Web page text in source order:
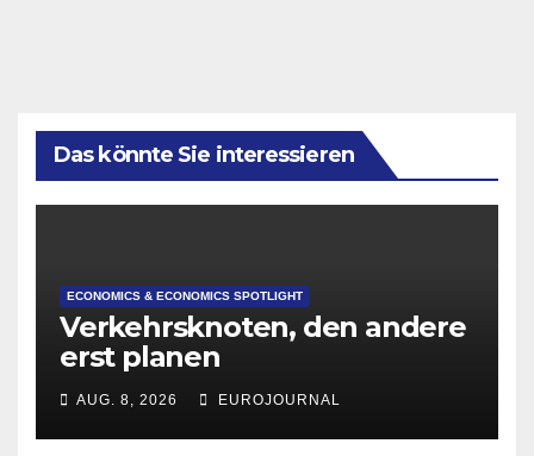
Das könnte Sie interessieren
ECONOMICS & ECONOMICS SPOTLIGHT
Verkehrsknoten, den andere
erst planen
AUG. 8, 2026 EUROJOURNAL